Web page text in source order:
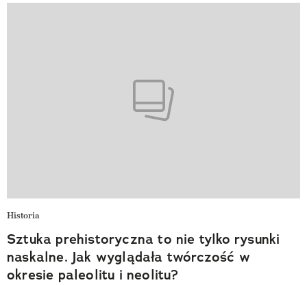
Historia
Sztuka prehistoryczna to nie tylko rysunki
naskalne. Jak wyglądała twórczość w
okresie paleolitu i neolitu?